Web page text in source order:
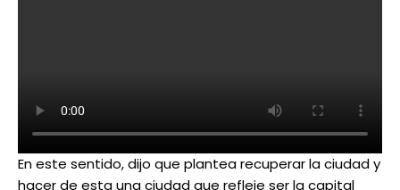
En este sentido, dijo que plantea recuperar la ciudad y
hacer de esta una ciudad que refleje ser la capital